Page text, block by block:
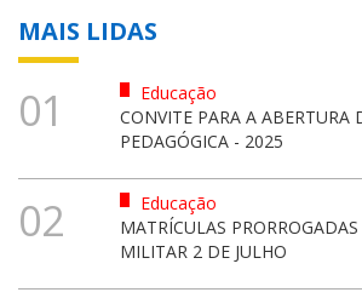
MAIS LIDAS
01
Educação
CONVITE PARA A ABERTURA
PEDAGÓGICA - 2025
02
Educação
MATRÍCULAS
MILITAR 2 DE JULHO